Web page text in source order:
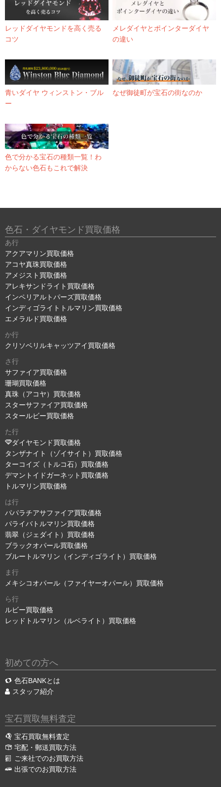
レッドダイヤモンドを高く売る
コツ
メレダイヤとポインターダイヤ
の違い
青いダイヤ ウィンストン・ブル
ー
なぜ御徒町が宝石の街なのか
色で分かる宝石の種類一覧！わ
からない色石もこれで解決
色石・ダイヤモンド買取価格
あ行
アクアマリン買取価格
アコヤ真珠買取価格
アメジスト買取価格
アレキサンドライト買取価格
インペリアルトパーズ買取価格
インディゴライトトルマリン買取価格
エメラルド買取価格
か行
クリソベリルキャッツアイ買取価格
さ行
サファイア買取価格
珊瑚買取価格
真珠（アコヤ）買取価格
スターサファイア買取価格
スタールビー買取価格
た行
ダイヤモンド買取価格
タンザナイト（ゾイサイト）買取価格
ターコイズ（トルコ石）買取価格
デマントイドガーネット買取価格
トルマリン買取価格
は行
パパラチアサファイア買取価格
パライバトルマリン買取価格
翡翠（ジェダイト）買取価格
ブラックオパール買取価格
ブルートルマリン（インディゴライト）買取価格
ま行
メキシコオパール（ファイヤーオパール）買取価格
ら行
ルビー買取価格
レッドトルマリン（ルベライト）買取価格
初めての方へ
色石BANKとは
スタッフ紹介
宝石買取無料査定
宝石買取無料査定
宅配・郵送買取方法
ご来社でのお買取方法
出張でのお買取方法